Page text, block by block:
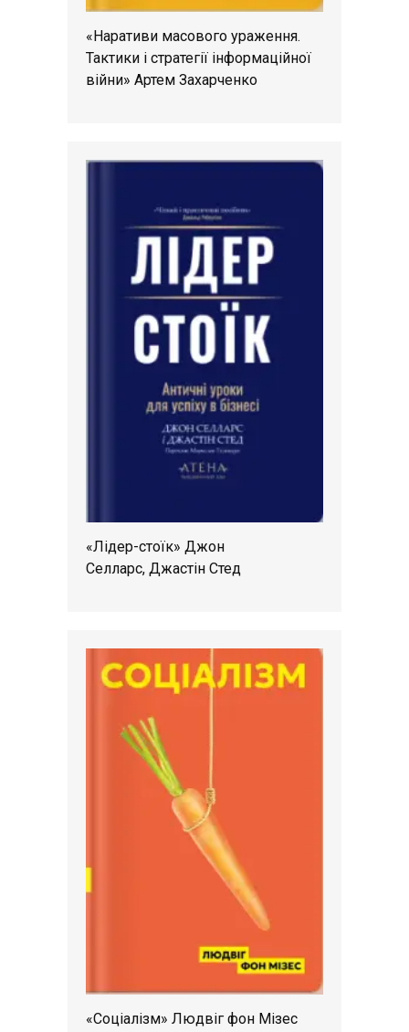
«Наративи масового ураження.
Тактики і стратегії інформаційної
війни» Артем Захарченко
«Лідер-стоїк» Джон
Селларс, Джастін Стед
«Соціалізм» Людвіг фон Мізес